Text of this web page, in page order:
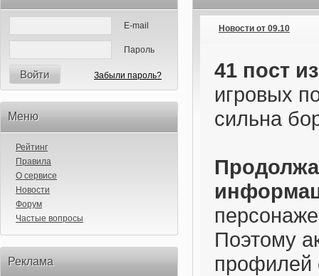
E-mail
Пароль
Войти Забыли пароль?
Меню
Рейтинг
Правила
О сервисе
Новости
Форум
Частые вопросы
Реклама
Новости от 09.10
41 пост
игровых
сильна
Поэтому
профилей